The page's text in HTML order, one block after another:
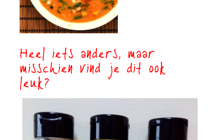
Heel iets anders, maar
misschien vind je dit ook
leuk?